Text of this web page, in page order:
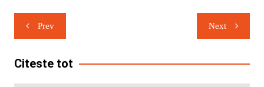
Navigare
în
articole
Prev Next
Citeste tot